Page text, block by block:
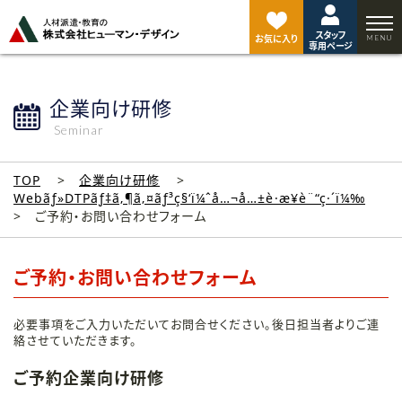
お気に入り
スタッフ
専用ページ
企業向け研修
Seminar
TOP
企業向け研修
Webãƒ»DTPãƒ‡ã‚¶ã‚¤ãƒ³ç§‘ï¼ˆå…¬å…±è·æ¥­è¨“ç·´ï¼‰
ご予約・お問い合わせフォーム
ご予約・お問い合わせフォーム
必要事項をご入力いただいてお問合せください。後日担当者よりご連
絡させていただきます。
ご予約企業向け研修
ジ
ト